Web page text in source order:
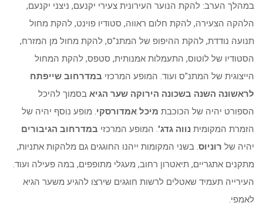
במהלך הערב: להקת הנוער העירונית צעירי יקנעם, ניצני יקנעם,
הלהקה הצעירה, להקת חלום ראווה, סטודיו פוינט, להקת מחול
תנועה נודדת, להקת ההיפופ של המתנ"ס, להקת מחול מן המזרח,
הסטודיו של לוטוס, התעמלות אמנותית, סטפס, להקת המחול
הייצוגית של המתנ"ס ועוד. המופע המרכזי במדרחוב שייפתח
לראשונה השנה בשכונה הירוקה שער הגיא בסמוך להיכל
הספורט יהיה של הכוכבת מיכל אמדורסקי. מופע נוסף יהיה של
הזמרת המקומית נווה גדג'. המופע המרכזי במדרחוב הגיבורים
יהיה של רוניוס. בשני המקומות ייהנו החוגגים גם מלהקות אתניות,
מתקנים אתגריים, תיאטרון רחוב, מעגלי מתופפים, במה פעילה ועוד.
העירייה תעמיד שאטלים לרשות חוגגים שירצו להגיע משער הגיא
לאמפי.